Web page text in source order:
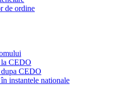
de ordine
CEDO
CEDO
instantele nationale